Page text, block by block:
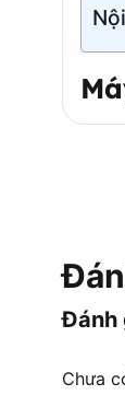
niệm
Máy
đặt
Đánh
Chưa